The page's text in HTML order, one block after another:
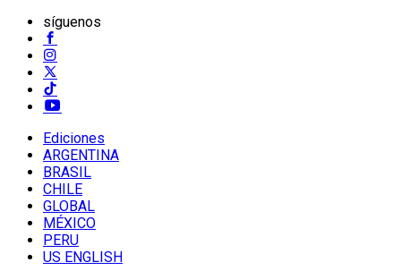
síguenos
Ediciones
ARGENTINA
BRASIL
CHILE
GLOBAL
MÉXICO
PERU
US ENGLISH